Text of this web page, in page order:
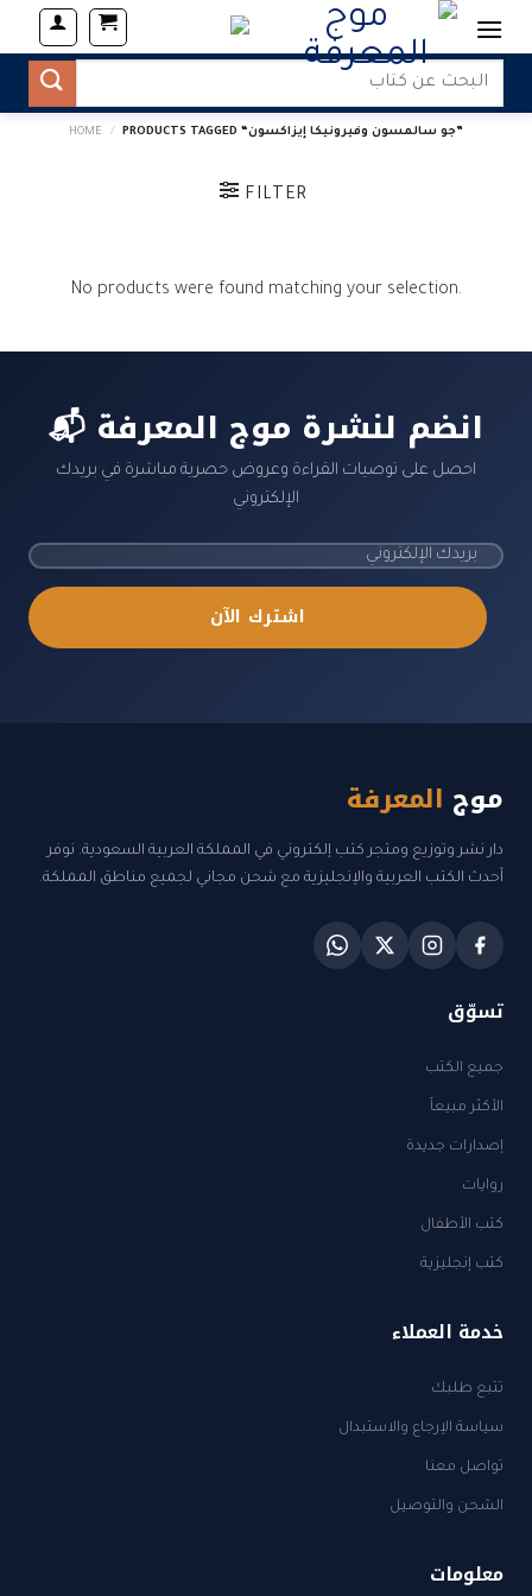
content
Search
HOME / PRODUCTS TAGGED “جو سالمسون وفيرونيكا إيزاكسون”
FILTER
No products were found matching your selection.
📬 انضم لنشرة موج المعرفة
احصل على توصيات القراءة وعروض حصرية مباشرة في بريدك
الإلكتروني
اشترك الآن
موج المعرفة
دار نشر وتوزيع ومتجر كتب إلكتروني في المملكة العربية السعودية. نوفر
أحدث الكتب العربية والإنجليزية مع شحن مجاني لجميع مناطق المملكة.
تسوّق
جميع الكتب
الأكثر مبيعاً
إصدارات جديدة
روايات
كتب الأطفال
كتب إنجليزية
خدمة العملاء
تتبع طلبك
سياسة الإرجاع والاستبدال
تواصل معنا
الشحن والتوصيل
معلومات